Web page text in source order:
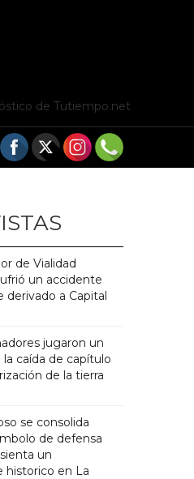
de Tutiempo.net
de Vialidad
un accidente
derivado a Capital
jugaron un
la caída de capítulo
de la tierra
se consolida
de defensa
un
historico en La